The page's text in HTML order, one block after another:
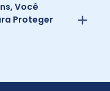
Você
Proteger